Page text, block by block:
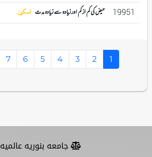
19951 حیض کی کم از کم اور زیادہ سے زیادہ مدت اسکین
1
(
c
r
2
3
4
5
6
7
جامعه بنوریه عالمیه